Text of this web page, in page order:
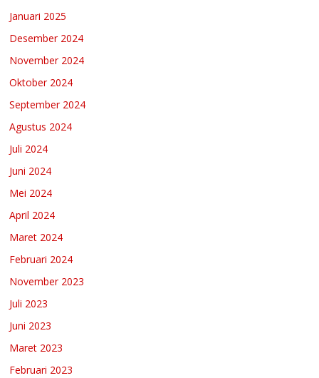
Januari 2025
Desember 2024
November 2024
Oktober 2024
September 2024
Agustus 2024
Juli 2024
Juni 2024
Mei 2024
April 2024
Maret 2024
Februari 2024
November 2023
Juli 2023
Juni 2023
Maret 2023
Februari 2023